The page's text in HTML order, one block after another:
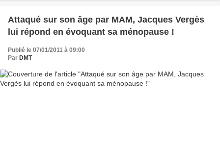
Attaqué sur son âge par MAM, Jacques Vergès
lui répond en évoquant sa ménopause !
Publié le 07/01/2011 à 09:00
Par DMT